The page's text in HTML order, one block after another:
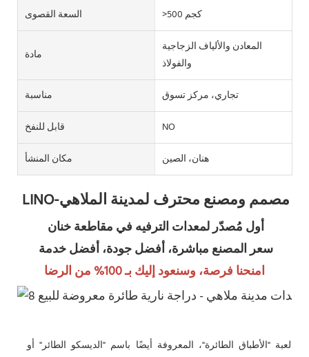
السعة القصوى
>500 كجم
مادة
المعادن والألياف الزجاجية
والفولاذ
مناسبة
تجاري، مركز تسوق
قابل للنفخ
NO
مكان المنشأ
هنان، الصين
LINO-مصمم ومصنع محترف لمدينة الملاهي
أول مُصدّر لمعدات الترفيه في مقاطعة خنان
سعر المصنع مباشرة، أفضل جودة، أفضل خدمة
امنحنا فرصة، وسنعود إليك بـ 100% من الرضا
لعبة "الأطباق الطائرة"، المعروفة أيضًا باسم "الديسكو الطائر" أو